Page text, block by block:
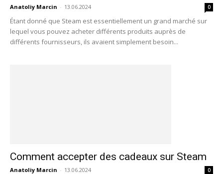
Anatoliy Marcin - 13.06.2024 0
Étant donné que Steam est essentiellement un grand marché sur
lequel vous pouvez acheter différents produits auprès de
différents fournisseurs, ils avaient simplement besoin...
Comment accepter des cadeaux sur Steam
Anatoliy Marcin - 13.06.2024 0